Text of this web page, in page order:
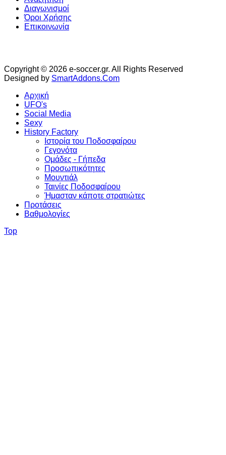
Διαγωνισμοί
Όροι Χρήσης
Επικοινωνία
Copyright © 2026 e-soccer.gr. All Rights Reserved
Designed by SmartAddons.Com
Αρχική
UFO's
Social Media
Sexy
History Factory
Ιστορία του Ποδοσφαίρου
Γεγονότα
Ομάδες - Γήπεδα
Προσωπικότητες
Μουντιάλ
Ταινίες Ποδοσφαίρου
Ήμασταν κάποτε στρατιώτες
Προτάσεις
Βαθμολογίες
Top